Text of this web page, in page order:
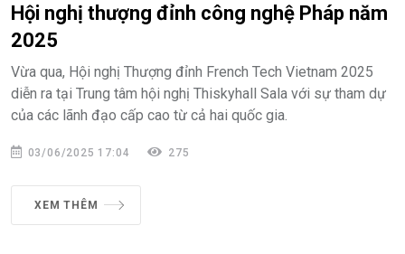
Hội nghị thượng đỉnh công nghệ Pháp năm
2025
Vừa qua, Hội nghị Thượng đỉnh French Tech Vietnam 2025
diễn ra tại Trung tâm hội nghị Thiskyhall Sala với sự tham dự
của các lãnh đạo cấp cao từ cả hai quốc gia.
03/06/2025 17:04 275
XEM THÊM